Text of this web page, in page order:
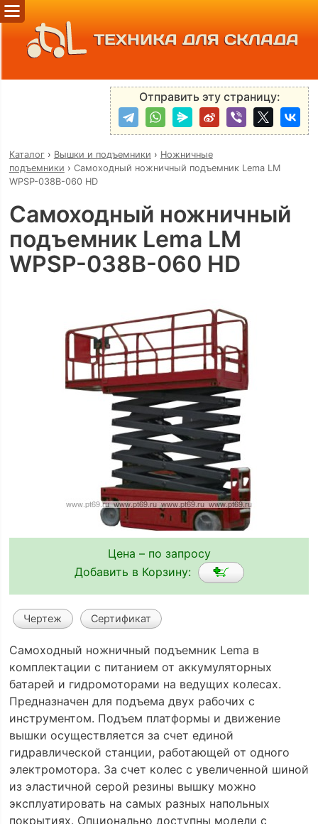
ТЕХНИКА ДЛЯ СКЛАДА
Отправить эту страницу:
Каталог› Вышки и подъемники › Ножничные
подъемники › Самоходный ножничный подъемник Lema LM
WPSP-038B-060 HD
Самоходный ножничный
подъемник Lema LM
WPSP-038B-060 HD
Цена – по запросу
Добавить в Корзину:
Чертеж Сертификат
Самоходный ножничный подъемник Lema в
комплектации с питанием от аккумуляторных
батарей и гидромоторами на ведущих колесах.
Предназначен для подъема двух рабочих с
инструментом. Подъем платформы и движение
вышки осуществляется за счет единой
гидравлической станции, работающей от одного
электромотора. За счет колес с увеличенной шиной
из эластичной серой резины вышку можно
эксплуатировать на самых разных напольных
покрытиях. Опционально доступны модели с